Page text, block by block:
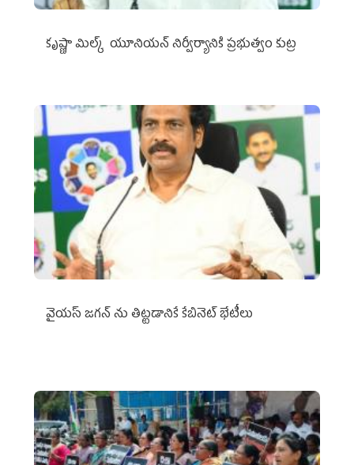
కృష్ణా మిల్క్‌ యూనియన్‌ నిర్వీర్యానికి ప్రభుత్వం కుట్ర
వైయ‌స్ జగన్‌ ను తిట్టడానికే కేబినెట్‌ భేటీలు